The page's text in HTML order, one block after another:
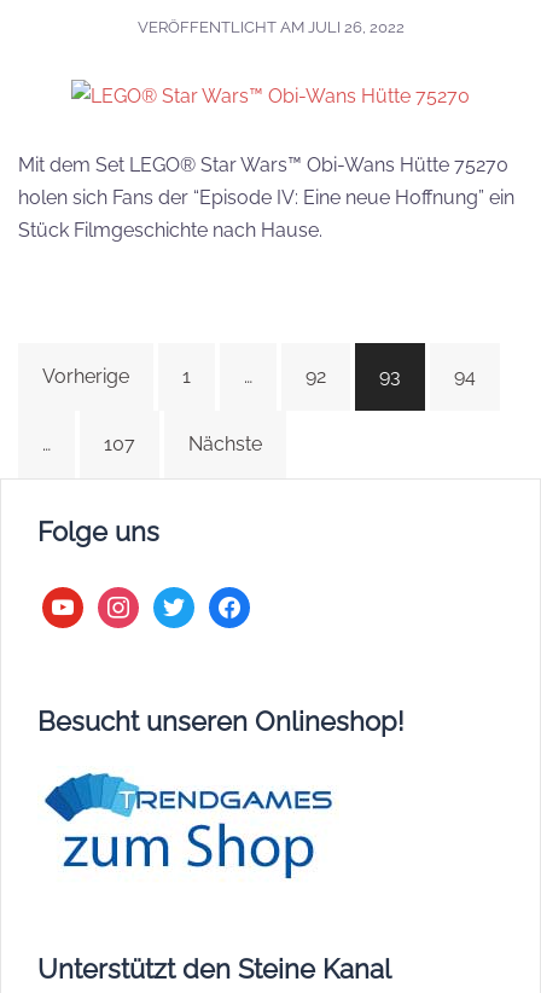
VERÖFFENTLICHT AM JULI 26, 2022
Mit dem Set LEGO® Star Wars™ Obi-Wans Hütte 75270
holen sich Fans der “Episode IV: Eine neue Hoffnung” ein
Stück Filmgeschichte nach Hause.
Beitragsnavigation
Vorherige 1 … 92 93 94
… 107 Nächste
Folge uns
youtubeinstagram
twitter facebook
Besucht unseren Onlineshop!
Unterstützt den Steine Kanal